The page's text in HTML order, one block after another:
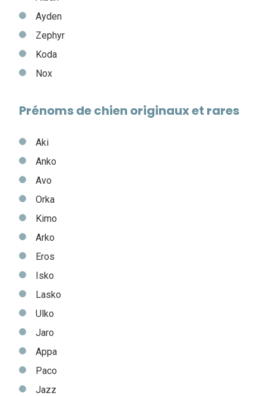
Ayden
Zephyr
Koda
Nox
Prénoms de chien originaux et rares
Aki
Anko
Avo
Orka
Kimo
Arko
Eros
Isko
Lasko
Ulko
Jaro
Appa
Paco
Jazz